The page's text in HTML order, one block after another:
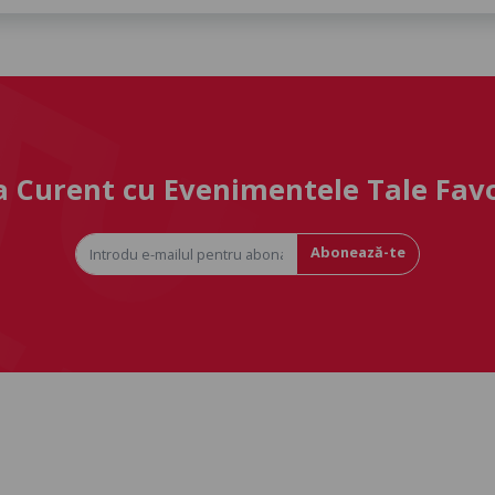
Curent cu Evenimentele Tale
Abonează-te